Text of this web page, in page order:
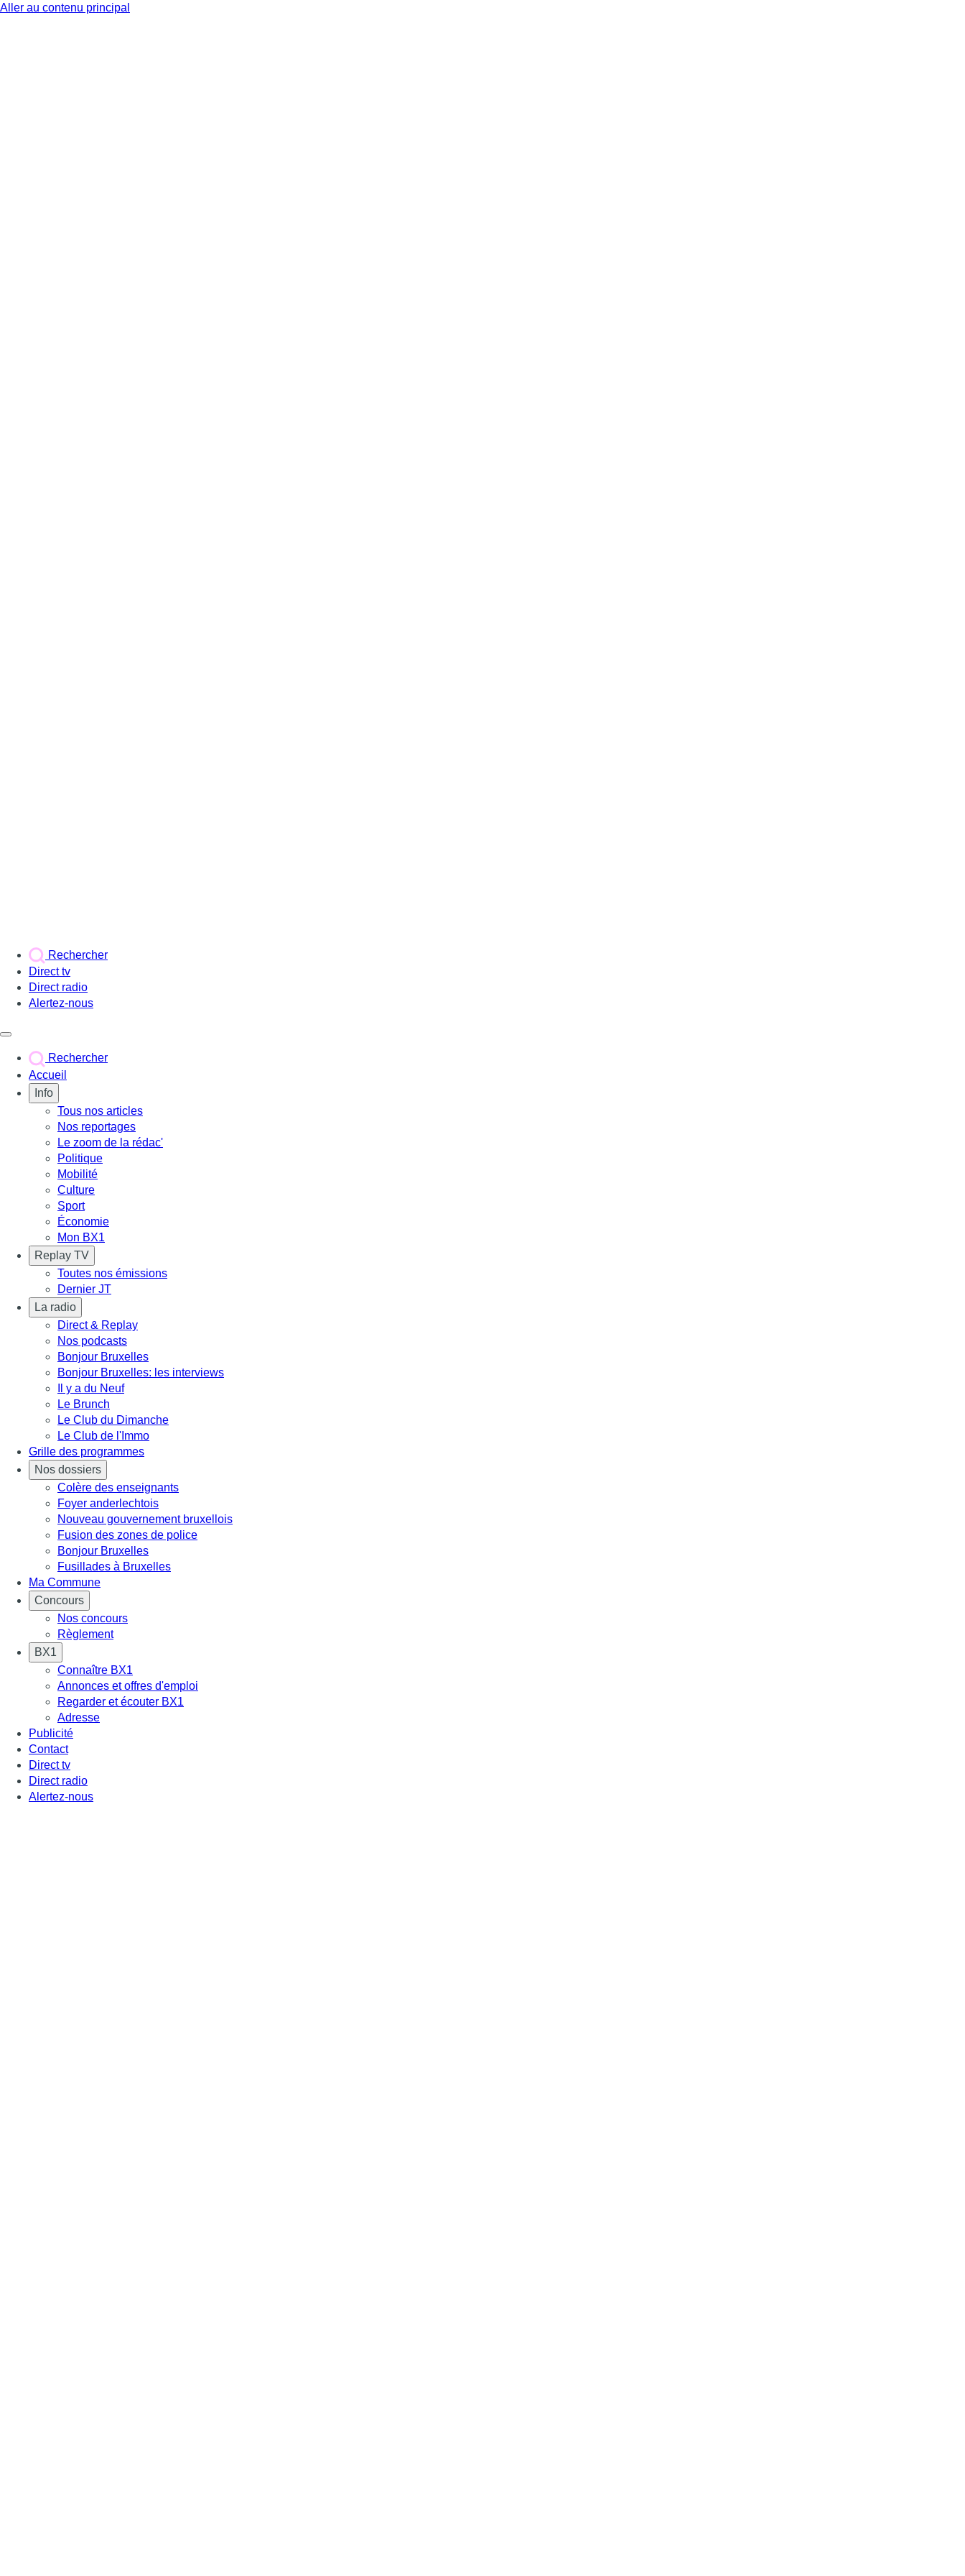
Aller au contenu principal
Rechercher
Direct tv
Direct radio
Alertez-nous
Rechercher
Accueil
Info
Tous nos articles
Nos reportages
Le zoom de la rédac'
Politique
Mobilité
Culture
Sport
Économie
Mon BX1
Replay TV
Toutes nos émissions
Dernier JT
La radio
Direct & Replay
Nos podcasts
Bonjour Bruxelles
Bonjour Bruxelles: les interviews
Il y a du Neuf
Le Brunch
Le Club du Dimanche
Le Club de l'Immo
Grille des programmes
Nos dossiers
Colère des enseignants
Foyer anderlechtois
Nouveau gouvernement bruxellois
Fusion des zones de police
Bonjour Bruxelles
Fusillades à Bruxelles
Ma Commune
Concours
Nos concours
Règlement
BX1
Connaître BX1
Annonces et offres d'emploi
Regarder et écouter BX1
Adresse
Publicité
Contact
Direct tv
Direct radio
Alertez-nous